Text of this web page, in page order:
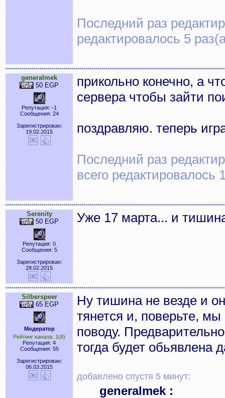
Последний раз
редактировалось 5
generalmek
50 EGP
Репутация: -1
Сообщения: 24
Зарегистрирован:
19.02.2015
прикольно конечно, а
сервера чтобы зайти
поздравляю. теперь
Последний раз
всего редактировалось
Serenity
50 EGP
Репутация: 0
Сообщения: 5
Зарегистрирован:
28.02.2015
Уже 17 марта... и
Silberspeer
65 EGP
Модератор
Рейтинг канала: 1(8)
Репутация: 4
Сообщения: 55
Зарегистрирован:
06.03.2015
Ну тишина не везде и
тянется и, поверьте,
поводу.
тогда будет обьявлена
добавлено спустя 5 минут:
generalmek :